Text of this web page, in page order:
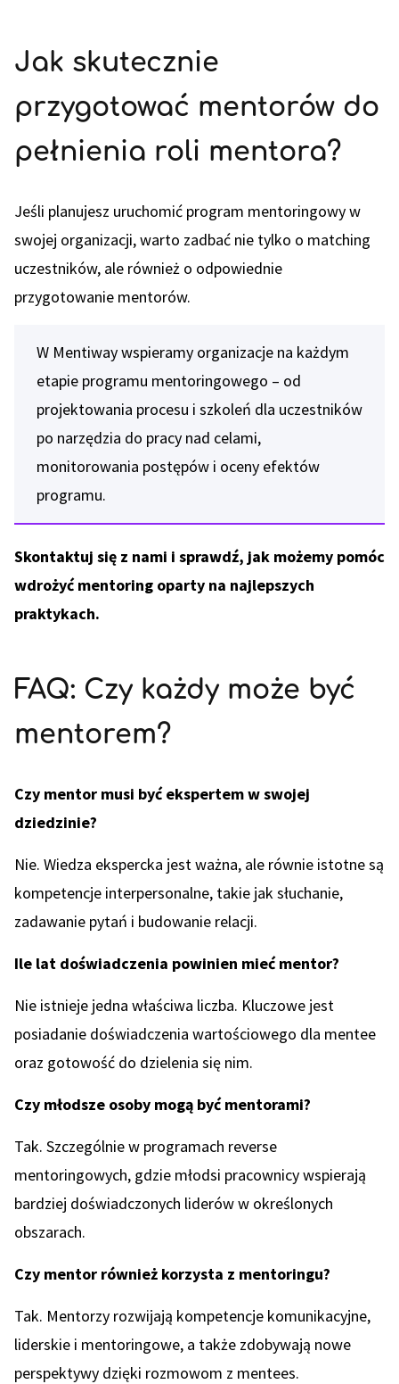
Jak skutecznie
przygotować mentorów do
pełnienia roli mentora?
Jeśli planujesz uruchomić program mentoringowy w
swojej organizacji, warto zadbać nie tylko o matching
uczestników, ale również o odpowiednie
przygotowanie mentorów.
W Mentiway wspieramy organizacje na każdym
etapie programu mentoringowego – od
projektowania procesu i szkoleń dla uczestników
po narzędzia do pracy nad celami,
monitorowania postępów i oceny efektów
programu.
Skontaktuj się z nami i sprawdź, jak możemy pomóc
wdrożyć mentoring oparty na najlepszych
praktykach.
FAQ: Czy każdy może być
mentorem?
Czy mentor musi być ekspertem w swojej
dziedzinie?
Nie. Wiedza ekspercka jest ważna, ale równie istotne są
kompetencje interpersonalne, takie jak słuchanie,
zadawanie pytań i budowanie relacji.
Ile lat doświadczenia powinien mieć mentor?
Nie istnieje jedna właściwa liczba. Kluczowe jest
posiadanie doświadczenia wartościowego dla mentee
oraz gotowość do dzielenia się nim.
Czy młodsze osoby mogą być mentorami?
Tak. Szczególnie w programach reverse
mentoringowych, gdzie młodsi pracownicy wspierają
bardziej doświadczonych liderów w określonych
obszarach.
Czy mentor również korzysta z mentoringu?
Tak. Mentorzy rozwijają kompetencje komunikacyjne,
liderskie i mentoringowe, a także zdobywają nowe
perspektywy dzięki rozmowom z mentees.